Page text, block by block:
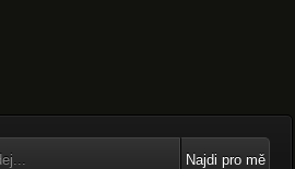
Najdi pro mě